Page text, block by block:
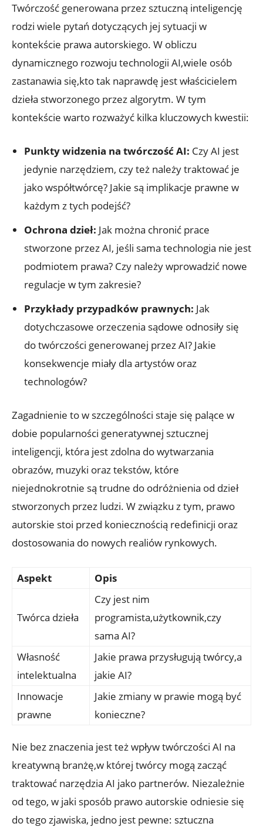
Twórczość generowana przez sztuczną inteligencję
rodzi wiele pytań dotyczących jej sytuacji w
kontekście prawa autorskiego. W obliczu
dynamicznego rozwoju technologii AI,wiele osób
zastanawia się,kto tak naprawdę jest właścicielem
dzieła stworzonego przez algorytm. W tym
kontekście warto rozważyć kilka kluczowych kwestii:
Punkty widzenia na twórczość AI: Czy AI jest
jedynie narzędziem, czy też należy traktować je
jako współtwórcę? Jakie są implikacje prawne w
każdym z tych podejść?
Ochrona dzieł: Jak można chronić prace
stworzone przez AI, jeśli sama technologia nie jest
podmiotem prawa? Czy należy wprowadzić nowe
regulacje w tym zakresie?
Przykłady przypadków prawnych: Jak
dotychczasowe orzeczenia sądowe odnosiły się
do twórczości generowanej przez AI? Jakie
konsekwencje miały dla artystów oraz
technologów?
Zagadnienie to w szczególności staje się palące w
dobie popularności generatywnej sztucznej
inteligencji, która jest zdolna do wytwarzania
obrazów, muzyki oraz tekstów, które
niejednokrotnie są trudne do odróżnienia od dzieł
stworzonych przez ludzi. W związku z tym, prawo
autorskie stoi przed koniecznością redefinicji oraz
dostosowania do nowych realiów rynkowych.
Aspekt Opis
Twórca dzieła
Czy jest nim
programista,użytkownik,czy
sama AI?
Własność
intelektualna
Jakie prawa przysługują twórcy,a
jakie AI?
Innowacje
prawne
Jakie zmiany w prawie mogą być
konieczne?
Nie bez znaczenia jest też wpływ twórczości AI na
kreatywną branżę,w której twórcy mogą zacząć
traktować narzędzia AI jako partnerów. Niezależnie
od tego, w jaki sposób prawo autorskie odniesie się
do tego zjawiska, jedno jest pewne: sztuczna